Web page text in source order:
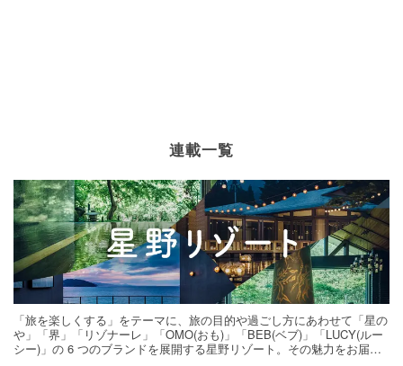
連載一覧
「旅を楽しくする」をテーマに、旅の目的や過ごし方にあわせて「星の
や」「界」「リゾナーレ」「OMO(おも)」「BEB(ベブ)」「LUCY(ルー
シー)」の 6 つのブランドを展開する星野リゾート。その魅力をお届け